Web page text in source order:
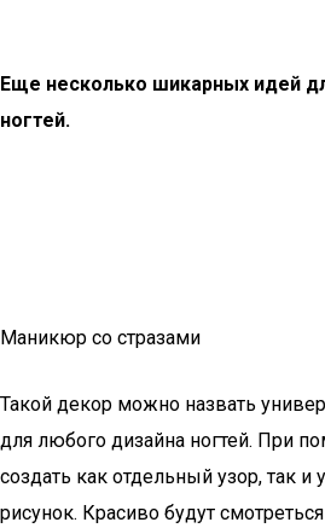
Еще несколько шикарных идей
ногтей.
Маникюр со стразами
Такой декор можно назвать
для любого дизайна ногтей. При
создать как отдельный узор, так
рисунок. Красиво будут